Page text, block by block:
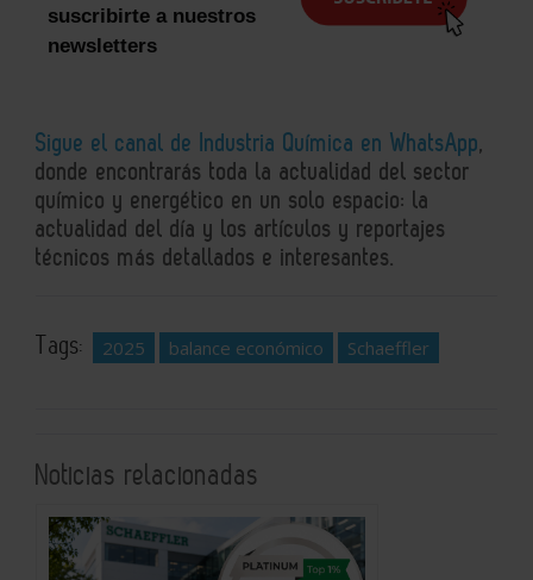
suscribirte a nuestros
newsletters
Sigue el canal de Industria Química en WhatsApp,
donde encontrarás toda la actualidad del sector
químico y energético en un solo espacio: la
actualidad del día y los artículos y reportajes
técnicos más detallados e interesantes.
Tags: 2025 balance económico Schaeffler
Noticias relacionadas